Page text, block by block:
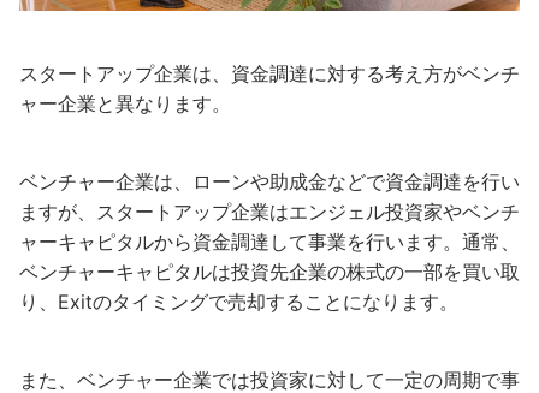
スタートアップ企業は、資金調達に対する考え方がベンチ
ャー企業と異なります。
ベンチャー企業は、ローンや助成金などで資金調達を行い
ますが、スタートアップ企業はエンジェル投資家やベンチ
ャーキャピタルから資金調達して事業を行います。通常、
ベンチャーキャピタルは投資先企業の株式の一部を買い取
り、Exitのタイミングで売却することになります。
また、ベンチャー企業では投資家に対して一定の周期で事